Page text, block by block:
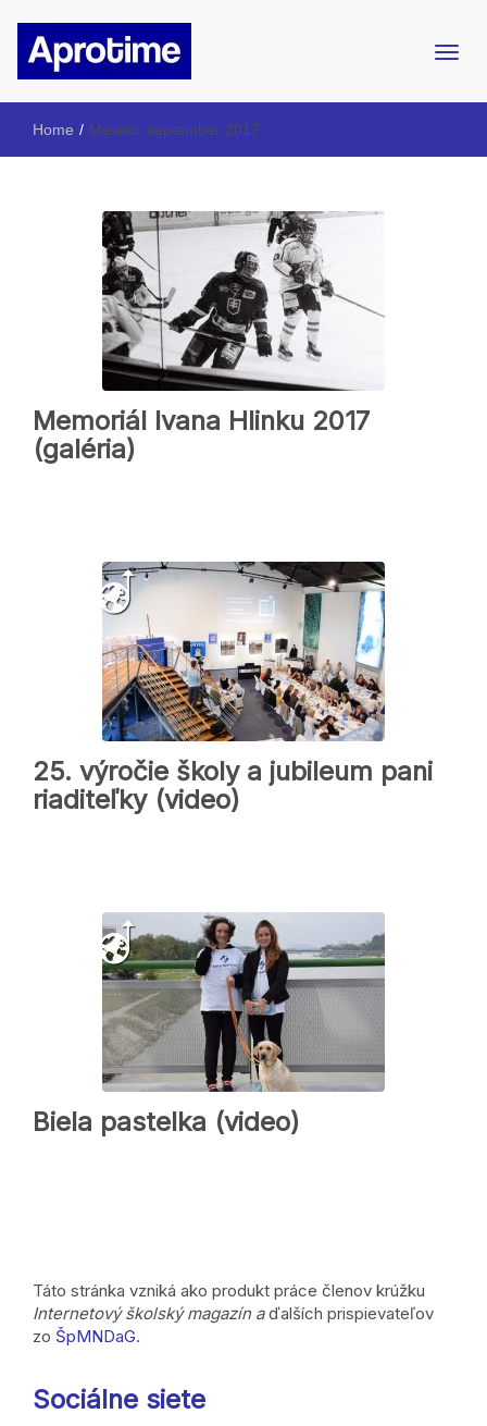
Aprotime
Internetový magazín ŠpMNDaG
Home / Mesiac: september 2017
Memoriál Ivana Hlinku 2017
(galéria)
25. výročie školy a jubileum pani
riaditeľky (video)
Biela pastelka (video)
Táto stránka vzniká ako produkt práce členov krúžku
Internetový školský magazín aďalších prispievateľov
zo ŠpMNDaG.
Sociálne siete